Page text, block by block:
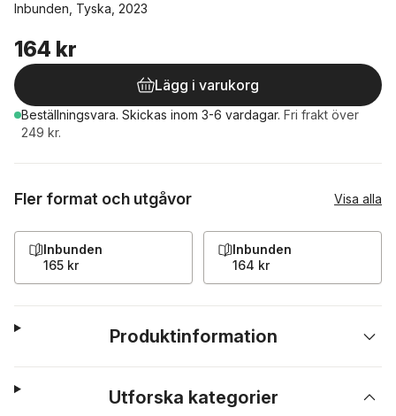
Inbunden, Tyska, 2023
164 kr
Lägg i varukorg
Beställningsvara. Skickas inom 3-6 vardagar. Fri frakt över
249 kr.
Fler format och utgåvor Visa alla
Inbunden
165 kr
Inbunden
164 kr
Produktinformation
Utforska kategorier